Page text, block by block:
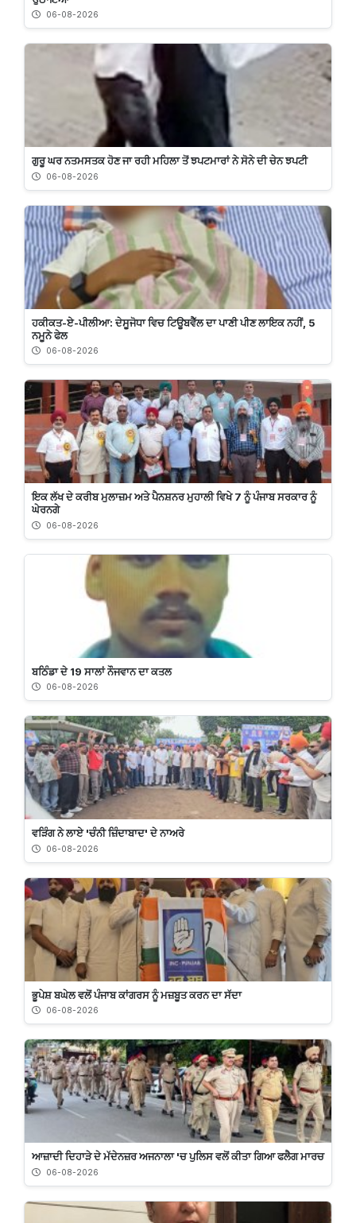
06-08-2026
ਗੁਰੂ ਘਰ ਨਤਮਸਤਕ ਹੋਣ ਜਾ ਰਹੀ ਮਹਿਲਾ ਤੋਂ ਝਪਟਮਾਰਾਂ ਨੇ ਸੋਨੇ ਦੀ ਚੇਨ ਝਪਟੀ
06-08-2026
ਹਕੀਕਤ-ਏ-ਪੀਲੀਆ: ਦੇਸੂਜੋਧਾ ਵਿਚ ਟਿਊਬਵੈੱਲ ਦਾ ਪਾਣੀ ਪੀਣ ਲਾਇਕ ਨਹੀਂ, 5
ਨਮੂਨੇ ਫੇਲ
06-08-2026
ਇਕ ਲੱਖ ਦੇ ਕਰੀਬ ਮੁਲਾਜ਼ਮ ਅਤੇ ਪੈਨਸ਼ਨਰ ਮੁਹਾਲੀ ਵਿਖੇ 7 ਨੂੰ ਪੰਜਾਬ ਸਰਕਾਰ ਨੂੰ
ਘੇਰਨਗੇ
06-08-2026
ਬਠਿੰਡਾ ਦੇ 19 ਸਾਲਾਂ ਨੌਜਵਾਨ ਦਾ ਕਤਲ
06-08-2026
ਵੜਿੰਗ ਨੇ ਲਾਏ 'ਚੰਨੀ ਜ਼ਿੰਦਾਬਾਦ' ਦੇ ਨਾਅਰੇ
06-08-2026
ਭੂਪੇਸ਼ ਬਘੇਲ ਵਲੋਂ ਪੰਜਾਬ ਕਾਂਗਰਸ ਨੂੰ ਮਜ਼ਬੂਤ ਕਰਨ ਦਾ ਸੱਦਾ
06-08-2026
ਆਜ਼ਾਦੀ ਦਿਹਾੜੇ ਦੇ ਮੱਦੇਨਜ਼ਰ ਅਜਨਾਲਾ 'ਚ ਪੁਲਿਸ ਵਲੋਂ ਕੀਤਾ ਗਿਆ ਫਲੈਗ ਮਾਰਚ
06-08-2026